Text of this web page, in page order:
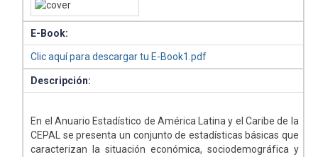
E-Book:
Clic aquí para descargar tu E-Book1.pdf
Descripción:
En el Anuario Estadístico de América Latina y el Caribe de la
CEPAL se presenta un conjunto de estadísticas básicas que
caracterizan la situación económica, sociodemográfica y